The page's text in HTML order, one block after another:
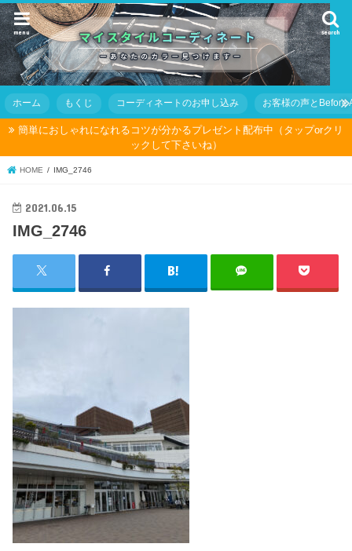
search
menu
ホーム もくじ コーディネートのお申し込み お客様の声とBefore
簡単におしゃれになれるコツが分かるプレゼント配布中（タップorクリ
ックして下さいね）
HOME IMG_2746
2021.06.15
IMG_2746